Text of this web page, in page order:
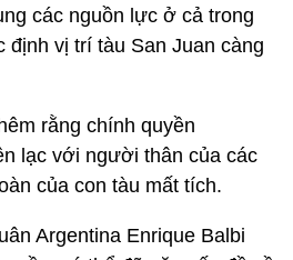
các nguồn lực ở cả trong
định vị trí tàu San Juan càng
rằng chính quyền
lạc với người thân của các
của con tàu mất tích.
Argentina Enrique Balbi